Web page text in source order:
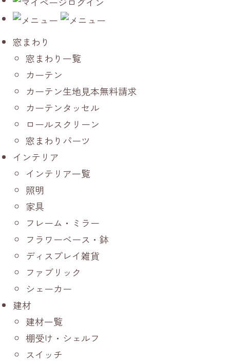
窓まわり
窓まわり一覧
カーテン
カーテン生地見本無料請求
カーテンタッセル
ロールスクリーン
窓まわりパーツ
インテリア
インテリア一覧
照明
家具
フレーム・ミラー
フラワーベース・鉢
ディスプレイ雑貨
ファブリック
シェーカー
建材
建材一覧
棚受け・シェルフ
スイッチ